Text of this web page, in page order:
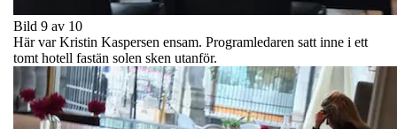
Bild 9 av 10
Här var Kristin Kaspersen ensam. Programledaren satt inne i ett
tomt hotell fastän solen sken utanför.